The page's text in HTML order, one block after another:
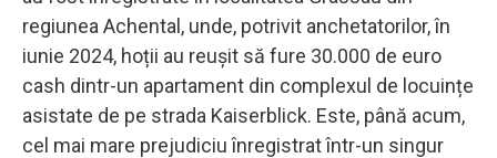
regiunea Achental, unde, potrivit anchetatorilor, în
iunie 2024, hoții au reușit să fure 30.000 de euro
cash dintr-un apartament din complexul de locuințe
asistate de pe strada Kaiserblick. Este, până acum,
cel mai mare prejudiciu înregistrat într-un singur